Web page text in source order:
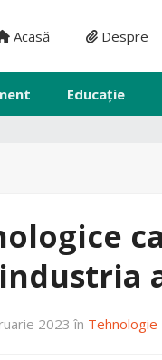
Acasă Despre
Educație
2023 în Tehnologie